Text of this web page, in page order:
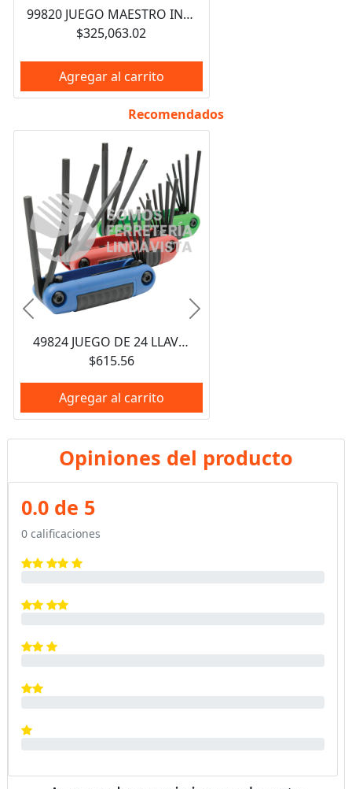
99820 JUEGO MAESTRO INDUSTRIAL COMBINADO 940 PIEZAS, CON GABINETES EX27M5, EX27M6, EX27S6 URREA
$325,063.02
Agregar al carrito
Recomendados
49824 JUEGO DE 24 LLAVES HEXAGONALES COMBINADAS TIPO NAVAJA URREA
$615.56
Agregar al carrito
Anterior Siguiente
Opiniones del producto
0.0 de 5
0 calificaciones